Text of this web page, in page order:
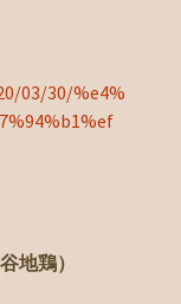
03/30/%e4%
地鶏）